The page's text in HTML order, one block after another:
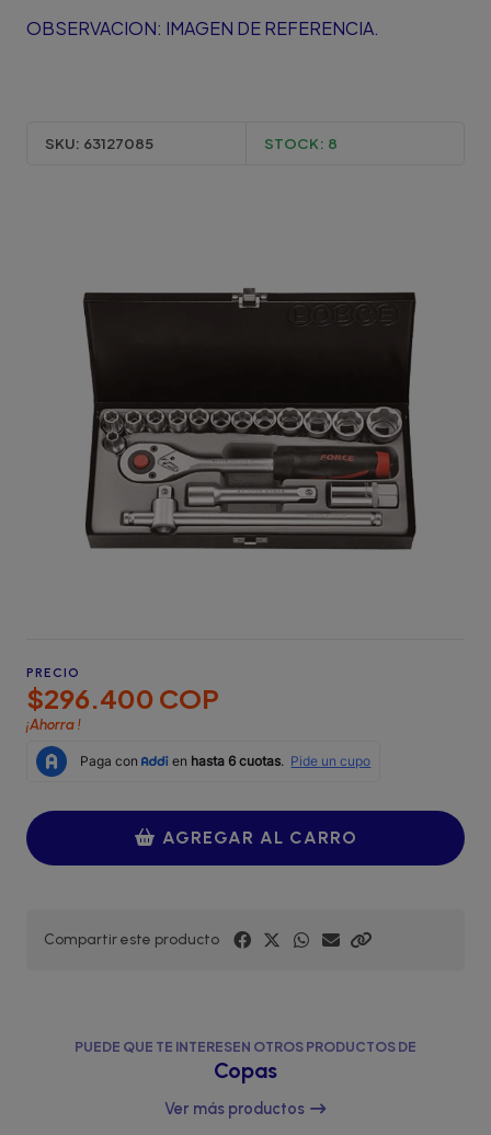
OBSERVACION: IMAGEN DE REFERENCIA.
SKU: 63127085 STOCK: 8
PRECIO
$296.400 COP
¡Ahorra!
AGREGAR AL CARRO
Compartir este producto
PUEDE QUE TE INTERESEN OTROS PRODUCTOS DE
Copas
Ver más productos